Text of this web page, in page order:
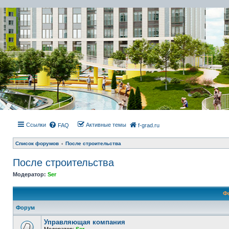
Ссылки FAQ Активные темы f-grad.ru
Список форумов После строительства
После строительства
Модератор: Ser
Форум
Управляющая компания